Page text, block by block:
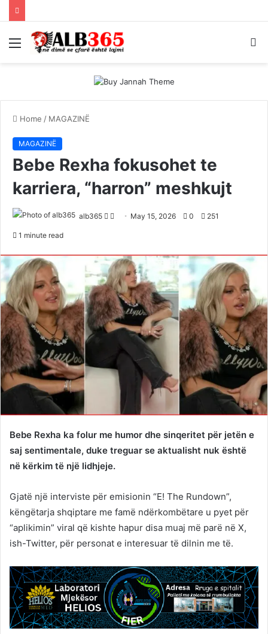
Menu
Home / MAGAZINË
MAGAZINË
Bebe Rexha fokusohet te
karriera, “harron” meshkujt
alb365
Follow
Send May 15, 2026 0 251
1 minute read
Bebe Rexha ka folur me humor dhe sinqeritet për jetën e
saj sentimentale, duke treguar se aktualisht nuk është
në kërkim të një lidhjeje.
Gjatë një interviste për emisionin “E! The Rundown”,
këngëtarja shqiptare me famë ndërkombëtare u pyet për
“aplikimin” viral që kishte hapur disa muaj më parë në X,
ish-Twitter, për personat e interesuar të dilnin me të.